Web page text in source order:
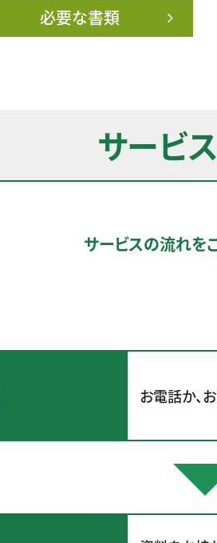
必要な書類
サービ
サービスの流れを
お電話か、